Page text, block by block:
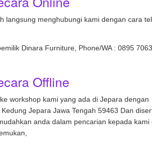
langsung menghubungi kami dengan cara
Dinara Furniture, Phone/WA : 0895 7063
Offline
workshop kami yang ada di Jepara dengan
Jepara Jawa Tengah 59463 Dan
anda dalam pencarian kepada kami